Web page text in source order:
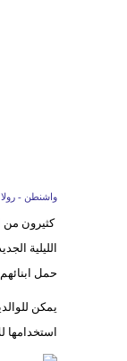
واشنطن -
كثيرون من
الليلية
حمل
يمكن
استخدامها